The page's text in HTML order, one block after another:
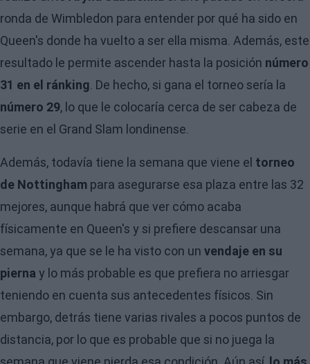
ronda de Wimbledon para entender por qué ha sido en
Queen's donde ha vuelto a ser ella misma. Además, este
resultado le permite ascender hasta la posición número
31 en el ránking. De hecho, si gana el torneo sería la
número 29, lo que le colocaría cerca de ser cabeza de
serie en el Grand Slam londinense.
Además, todavía tiene la semana que viene el torneo
de Nottingham para asegurarse esa plaza entre las 32
mejores, aunque habrá que ver cómo acaba
físicamente en Queen's y si prefiere descansar una
semana, ya que se le ha visto con un vendaje en su
pierna y lo más probable es que prefiera no arriesgar
teniendo en cuenta sus antecedentes físicos. Sin
embargo, detrás tiene varias rivales a pocos puntos de
distancia, por lo que es probable que si no juega la